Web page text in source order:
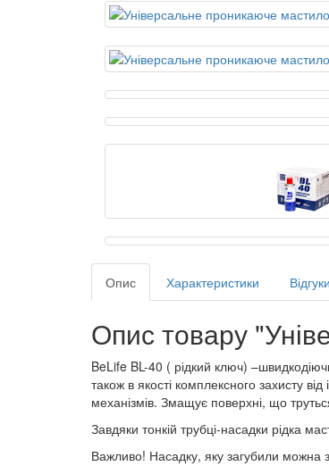
Опис Характеристики Відгуки
Опис товару
BeLife BL-40 ( рідкий ключ)
також в якості комплексного захисту
механізмів. Змащує поверхні, що
Завдяки тонкій трубці-насадки рідка
Важливо! Насадку, яку загубили можна